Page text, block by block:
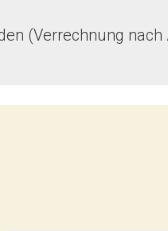
(Verrechnung nach